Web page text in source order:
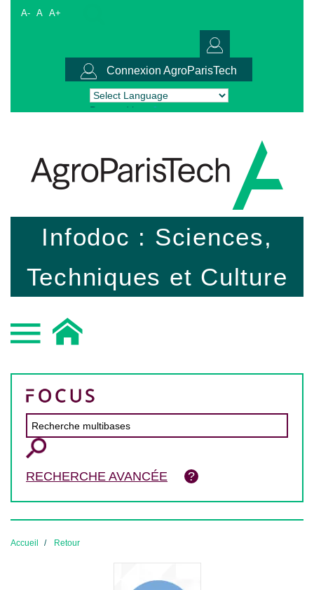
A- A A+
Connexion AgroParisTech
Powered by Translate
Infodoc : Sciences,
Techniques et Culture
RECHERCHE AVANCÉE
Accueil Retour